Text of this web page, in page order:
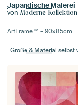
Japandische Malerei
von Moderne Kollektion
ArtFrame™ –90×85cm
Größe & Material selbst